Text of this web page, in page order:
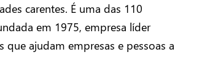
carentes. É uma das 110
em 1975, empresa líder
ajudam empresas e pessoas a